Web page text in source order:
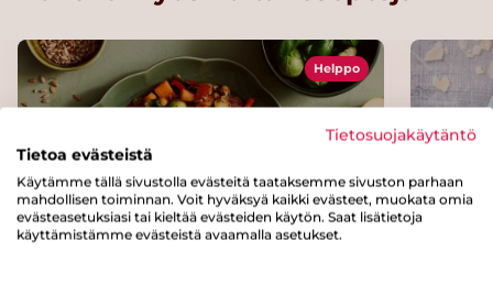
Helppo
Tietosuojakäytäntö
Tietoa evästeistä
Käytämme tällä sivustolla evästeitä taataksemme sivuston parhaan
mahdollisen toiminnan. Voit hyväksyä kaikki evästeet, muokata omia
evästeasetuksiasi tai kieltää evästeiden käytön. Saat lisätietoja
käyttämistämme evästeistä avaamalla asetukset.